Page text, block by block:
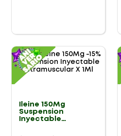
- 15%
Ileine 150Mg
Suspension
Inyectable